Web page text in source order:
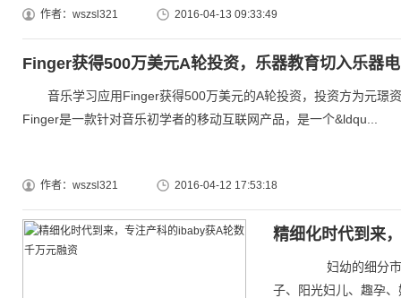
作者：wszsl321 2016-04-13 09:33:49
Finger获得500万美元A轮投资，乐器教育切入乐器
音乐学习应用Finger获得500万美元的A轮投资，投资方为元
Finger是一款针对音乐初学者的移动互联网产品，是一个&ldqu...
作者：wszsl321 2016-04-12 17:53:18
精细化时代到来
妇幼的细分市场已
子、阳光妇儿、趣孕